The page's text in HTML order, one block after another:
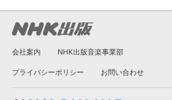
会社案内 NHK出版音楽事業部
プライバシーポリシー お問い合わせ